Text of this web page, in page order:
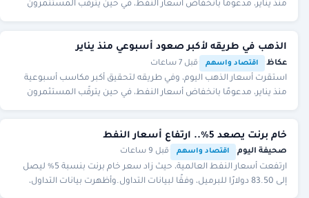
منذ يناير، مدعومًا بانخفاض أسعار النفط، في حين يترقّب المستثمرون
الذهب في طريقه لأكبر صعود أسبوعي منذ يناير
عكاظ اقتصاد واسهم قبل 7 ساعات
استقرت أسعار ‌الذهب اليوم، وفي طريقه لتحقيق أكبر مكاسب أسبوعية
منذ يناير، مدعومًا بانخفاض أسعار النفط، في حين يترقّب المستثمرون
خام برنت يصعد 5%.. ارتفاع أسعار النفط
صحيفة اليوم اقتصاد واسهم قبل 9 ساعات
ارتفعت أسعار النفط العالمية، حيث زاد سعر خام برنت بنسبة 5% ليصل
إلى 83.50 دولارًا للبرميل، وفقًا لبيانات التداول.وأظهرت بيانات التداول،